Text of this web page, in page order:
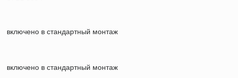
включено в стандартный монтаж
включено в стандартный монтаж